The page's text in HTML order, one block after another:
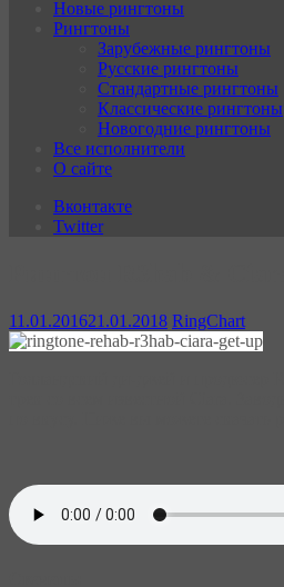
Новые рингтоны
Рингтоны
Зарубежные рингтоны
Русские рингтоны
Стандартные рингтоны
Классические рингтоны
Новогодние рингтоны
Все исполнители
О сайте
Вконтакте
Twitter
11.01.201621.01.2018 RingChart